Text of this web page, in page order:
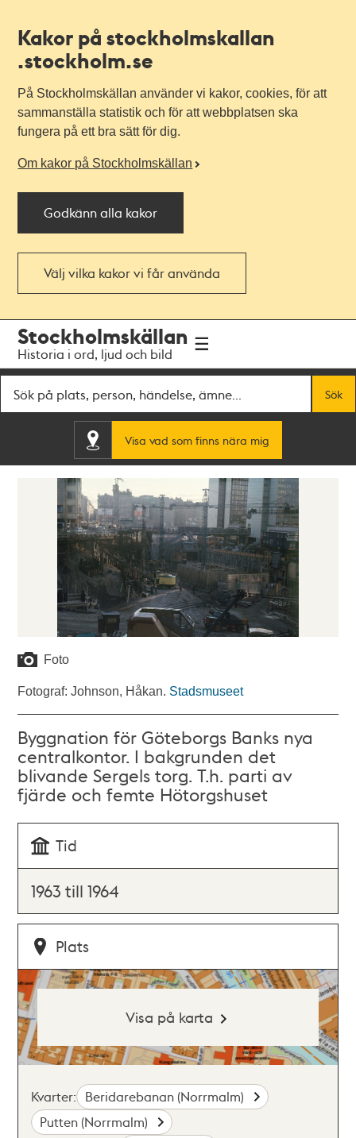
Kakor på stockholmskallan
.stockholm.se
På Stockholmskällan använder vi kakor, cookies, för att
sammanställa statistik och för att webbplatsen ska
fungera på ett bra sätt för dig.
Om kakor på Stockholmskällan
Godkänn alla kakor
Välj vilka kakor vi får använda
navigationen
huvudinnehållet
Stockholmskällan
Historia i ord, ljud och bild
Sök
Visa vad som finns nära mig
Foto
Fotograf: Johnson, Håkan. Stadsmuseet
Byggnation för Göteborgs Banks nya
centralkontor. I bakgrunden det
blivande Sergels torg. T.h. parti av
fjärde och femte Hötorgshuset
Tid
1963 till 1964
Plats
Visa på karta
Kvarter: Beridarebanan (Norrmalm)
Putten (Norrmalm)